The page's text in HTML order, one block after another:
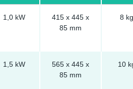
1,0 kW
415 x 445 x
85 mm
8 kg
1,5 kW
565 x 445 x
85 mm
10